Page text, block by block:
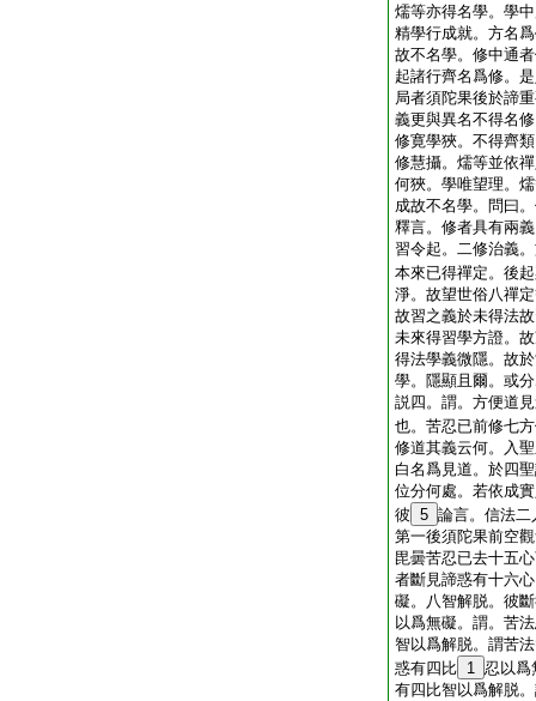
燸等亦得名學。學
精學行成就。方名
故不名學。修中通
起諸行齊名爲修。
局者須陀果後於諦
義更與異名不得名
修寛學狹。不得齊
修慧攝。燸等並依
何狹。學唯望理。
成故不名學。問曰
釋言。修者具有兩
習令起。二修治義
本來已得禪定。後
淨。故望世俗八禪
故習之義於未得法
未來得習學方證。
得法學義微隱。故
學。隱顯且爾。或
説四。謂。方便道
也。苦忍已前修七
修道其義云何。入
白名爲見道。於四
位分何處。若依成
彼 5 論言。信法二
第一後須陀果前空
毘曇苦忍已去十五
者斷見諦惑有十六
礙。八智解脱。彼
以爲無礙。謂。苦
智以爲解脱。謂苦
惑有四比 1 忍以爲
有四比智以爲解脱